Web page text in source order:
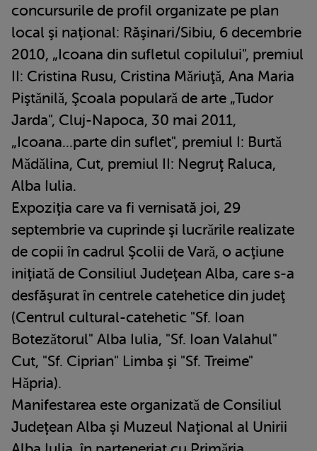
concursurile de profil organizate pe plan
local şi naţional: Răşinari/Sibiu, 6 decembrie
2010, „Icoana din sufletul copilului", premiul
II: Cristina Rusu, Cristina Mǎriuţǎ, Ana Maria
Piştǎnilǎ, Şcoala popularǎ de arte „Tudor
Jarda", Cluj-Napoca, 30 mai 2011,
„Icoana...parte din suflet", premiul I: Burtǎ
Mǎdǎlina, Cut, premiul II: Negruţ Raluca,
Alba Iulia.
Expoziţia care va fi vernisată joi, 29
septembrie va cuprinde şi lucrǎrile realizate
de copii în cadrul Şcolii de Varǎ, o acţiune
iniţiatǎ de Consiliul Judeţean Alba, care s-a
desfăşurat în centrele catehetice din judeţ
(Centrul cultural-catehetic "Sf. Ioan
Botezǎtorul" Alba Iulia, "Sf. Ioan Valahul"
Cut, "Sf. Ciprian" Limba şi "Sf. Treime"
Hǎpria).
Manifestarea este organizatǎ de Consiliul
Judeţean Alba şi Muzeul Naţional al Unirii